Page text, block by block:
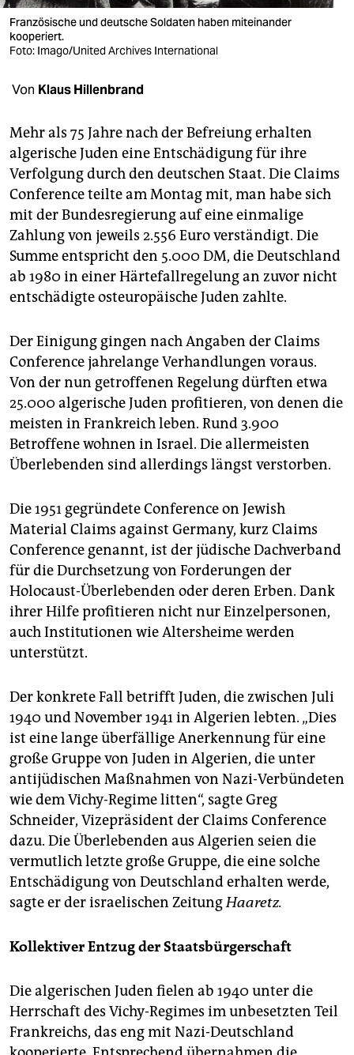
verlag
veranstaltungen
unterstützen
abo
genossenschaft
epaper login
Französische und deutsche Soldaten haben miteinander
kooperiert.
Foto: Imago/United Archives International
Von Klaus Hillenbrand
Mehr als 75 Jahre nach der Befreiung erhalten
algerische Juden eine Entschädigung für ihre
Verfolgung durch den deutschen Staat. Die Claims
Conference teilte am Montag mit, man habe sich
mit der Bundesregierung auf eine einmalige
Zahlung von jeweils 2.556 Euro verständigt. Die
Summe entspricht den 5.000 DM, die Deutschland
ab 1980 in einer Härtefallregelung an zuvor nicht
entschädigte osteuropäische Juden zahlte.
Der Einigung gingen nach Angaben der Claims
Conference jahrelange Verhandlungen voraus.
Von der nun getroffenen Regelung dürften etwa
25.000 algerische Juden profitieren, von denen die
meisten in Frankreich leben. Rund 3.900
Betroffene wohnen in Israel. Die allermeisten
Überlebenden sind allerdings längst verstorben.
Die 1951 gegründete Conference on Jewish
Material Claims against Germany, kurz Claims
Conference genannt, ist der jüdische Dachverband
für die Durchsetzung von Forderungen der
Holocaust-Überlebenden oder deren Erben. Dank
ihrer Hilfe profitieren nicht nur Einzelpersonen,
auch Institutionen wie Altersheime werden
unterstützt.
Der konkrete Fall betrifft Juden, die zwischen Juli
1940 und November 1941 in Algerien lebten. „Dies
ist eine lange überfällige Anerkennung für eine
große Gruppe von Juden in Algerien, die unter
antijüdischen Maßnahmen von Nazi-Verbündeten
wie dem Vichy-Regime litten“, sagte Greg
Schneider, Vizepräsident der Claims Conference
dazu. Die Überlebenden aus Algerien seien die
vermutlich letzte große Gruppe, die eine solche
Entschädigung von Deutschland erhalten werde,
sagte er der israelischen ZeitungHaaretz.
Kollektiver Entzug der Staatsbürgerschaft
Die algerischen Juden fielen ab 1940 unter die
Herrschaft des Vichy-Regimes im unbesetzten Teil
Frankreichs, das eng mit Nazi-Deutschland